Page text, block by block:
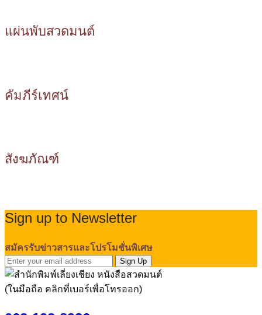
แผ่นพับสวดมนต์
คัมภีร์เทศน์
สังฆภัณฑ์
Sign up to Newsletter
สมัครรับข่าวสารและโปรโมชั่นพิเศษ
Sign Up
(ในมือถือ คลิกที่เบอร์เพื่อโทรออก)